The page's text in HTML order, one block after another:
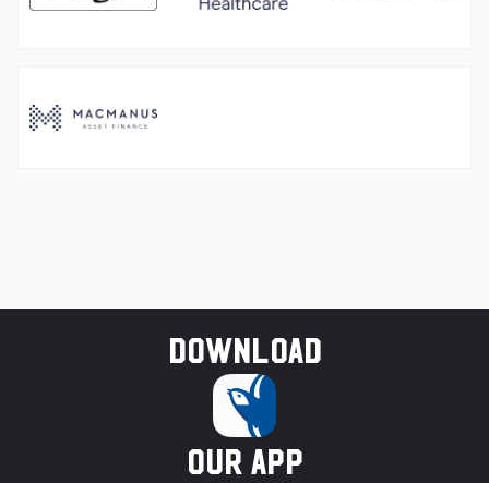
图
Download
our app